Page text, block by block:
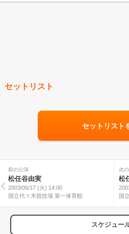
セットリスト
セットリスト
前の公演
松任谷由実
2003/06/17 (火) 14:00
国立代々木競技場 第一体育館
次
松
国
スケジュー